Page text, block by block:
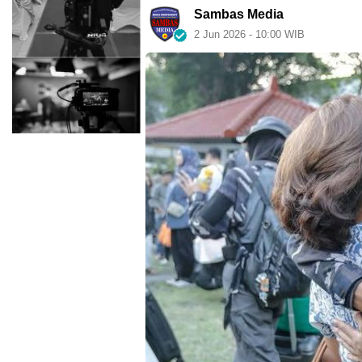
Sambas Media
2 Jun 2026 - 10:00 WIB